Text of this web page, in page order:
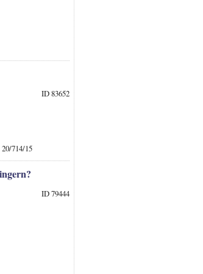
ID 83652
714/15
ID 79444